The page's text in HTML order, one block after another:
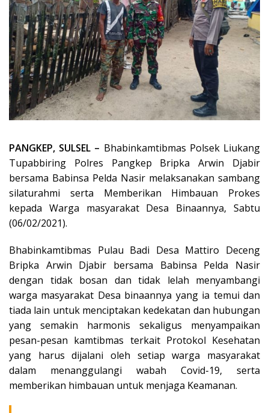
PANGKEP, SULSEL – Bhabinkamtibmas Polsek Liukang
Tupabbiring Polres Pangkep Bripka Arwin Djabir
bersama Babinsa Pelda Nasir melaksanakan sambang
silaturahmi serta Memberikan Himbauan Prokes
kepada Warga masyarakat Desa Binaannya, Sabtu
(06/02/2021).
Bhabinkamtibmas Pulau Badi Desa Mattiro Deceng
Bripka Arwin Djabir bersama Babinsa Pelda Nasir
dengan tidak bosan dan tidak lelah menyambangi
warga masyarakat Desa binaannya yang ia temui dan
tiada lain untuk menciptakan kedekatan dan hubungan
yang semakin harmonis sekaligus menyampaikan
pesan-pesan kamtibmas terkait Protokol Kesehatan
yang harus dijalani oleh setiap warga masyarakat
dalam menanggulangi wabah Covid-19, serta
memberikan himbauan untuk menjaga Keamanan.